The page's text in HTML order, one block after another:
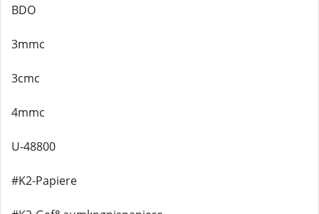
BDO
3mmc
3cmc
4mmc
U-48800
#K2-Papiere